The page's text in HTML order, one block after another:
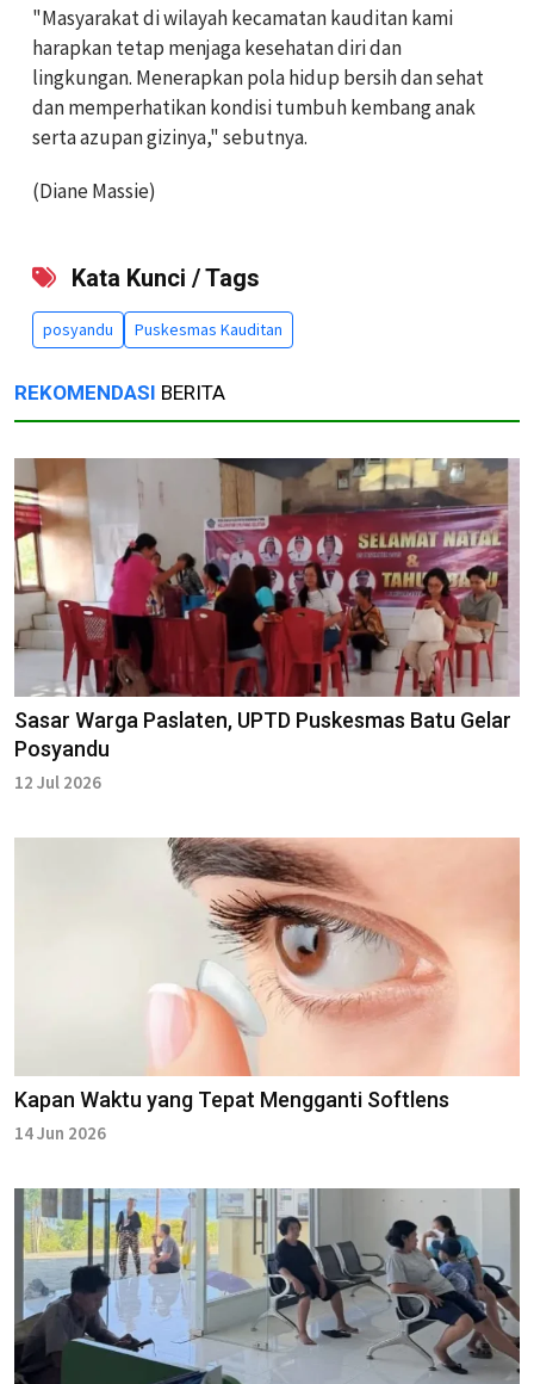
"Masyarakat di wilayah kecamatan kauditan kami
harapkan tetap menjaga kesehatan diri dan
lingkungan. Menerapkan pola hidup bersih dan sehat
dan memperhatikan kondisi tumbuh kembang anak
serta azupan gizinya," sebutnya.
(Diane Massie)
Kata Kunci / Tags
posyandu Puskesmas Kauditan
REKOMENDASI BERITA
Sasar Warga Paslaten, UPTD Puskesmas Batu Gelar
Posyandu
12 Jul 2026
Kapan Waktu yang Tepat Mengganti Softlens
14 Jun 2026